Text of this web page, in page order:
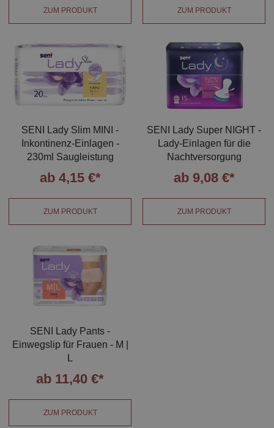
ZUM PRODUKT ZUM PRODUKT
SENI Lady Slim MINI -
Inkontinenz-Einlagen -
230ml Saugleistung
ab 4,15 €*
ZUM PRODUKT
SENI Lady Super NIGHT -
Lady-Einlagen für die
Nachtversorgung
ab 9,08 €*
ZUM PRODUKT
SENI Lady Pants -
Einwegslip für Frauen - M |
L
ab 11,40 €*
ZUM PRODUKT